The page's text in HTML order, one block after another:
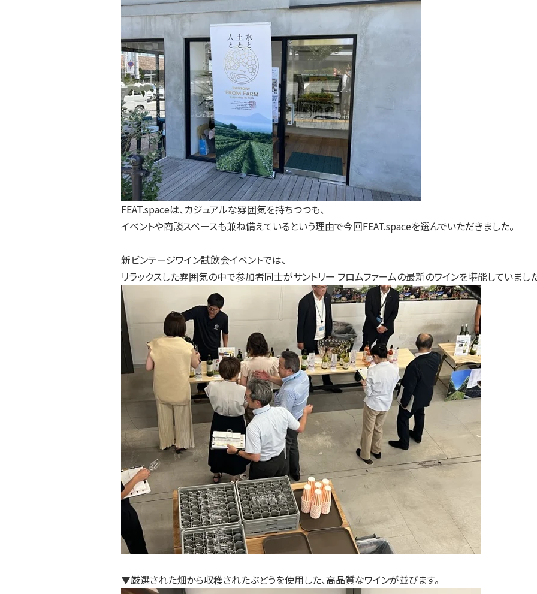
FEAT.spaceは、カジュアルな雰囲気を持ちつつも、
イベントや商談スペースも兼ね備えているという理由で今回FEAT.spaceを選んでいただきました。
新ビンテージワイン試飲会イベントでは、
リラックスした雰囲気の中で参加者同士がサントリー フロムファームの最新のワインを堪能していまし
▼厳選された畑から収穫されたぶどうを使用した、高品質なワインが並びます。